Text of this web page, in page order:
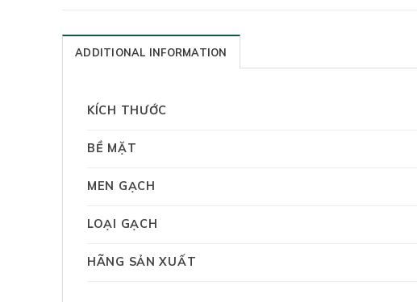
ADDITIONAL INFORMATION
KÍCH THƯỚC
BỀ MẶT
MEN GẠCH
LOẠI GẠCH
HÃNG SẢN XUẤT